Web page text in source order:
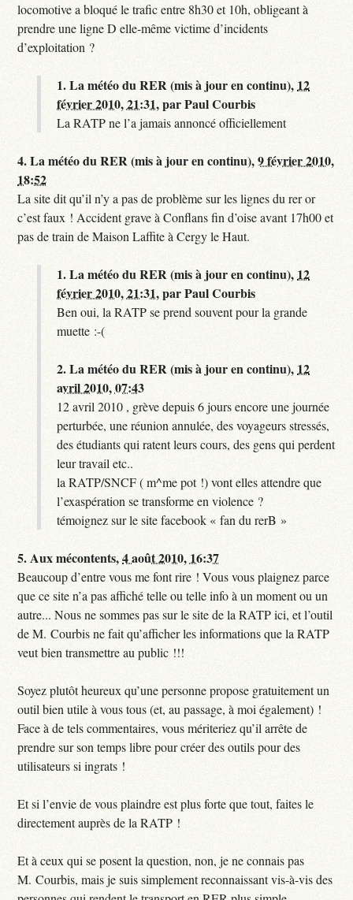
locomotive a bloqué le trafic entre 8h30 et 10h, obligeant à
prendre une ligne D elle-même victime d’incidents
d’exploitation ?
1.La météo du RER (mis à jour en continu), 12
février 2010, 21:31,parPaul Courbis
La RATP ne l’a jamais annoncé officiellement
4.La météo du RER (mis à jour en continu),9 février 2010,
18:52
La site dit qu’il n’y a pas de problème sur les lignes du rer or
c’est faux ! Accident grave à Conflans fin d’oise avant 17h00 et
pas de train de Maison Laffite à Cergy le Haut.
1.La météo du RER (mis à jour en continu), 12
février 2010, 21:31,parPaul Courbis
Ben oui, la RATP se prend souvent pour la grande
muette :-(
2.La météo du RER (mis à jour en continu), 12
avril 2010, 07:43
12 avril 2010 , grève depuis 6 jours encore une journée
perturbée, une réunion annulée, des voyageurs stressés,
des étudiants qui ratent leurs cours, des gens qui perdent
leur travail etc..
la RATP/SNCF ( m^me pot !) vont elles attendre que
l’exaspération se transforme en violence ?
témoignez sur le site facebook « fan du rerB »
5.Aux mécontents,4 août 2010, 16:37
Beaucoup d’entre vous me font rire ! Vous vous plaignez parce
que ce site n’a pas affiché telle ou telle info à un moment ou un
autre... Nous ne sommes pas sur le site de la RATP ici, et l’outil
de M. Courbis ne fait qu’afficher les informations que la RATP
veut bien transmettre au public !!!
Soyez plutôt heureux qu’une personne propose gratuitement un
outil bien utile à vous tous (et, au passage, à moi également) !
Face à de tels commentaires, vous mériteriez qu’il arrête de
prendre sur son temps libre pour créer des outils pour des
utilisateurs si ingrats !
Et si l’envie de vous plaindre est plus forte que tout, faites le
directement auprès de la RATP !
Et à ceux qui se posent la question, non, je ne connais pas
M. Courbis, mais je suis simplement reconnaissant vis-à-vis des